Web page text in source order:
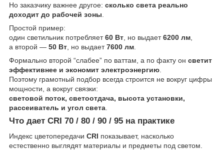
Но заказчику важнее другое: сколько света реально
доходит до рабочей зоны
Простой пример:
один светильник потребляет60 Вт , но выдает6200 лм
а второй — 50 Вт , но выдает7600 лм
Формально второй “слабее” по ваттам, а по факту он светит
эффективнее и экономит электроэнергию
Поэтому грамотный подбор всегда строится не вокруг цифры
мощности, а вокруг связки:
световой поток, светоотдача, высота установки,
рассеиватель и угол света
Что дает CRI 70 / 80 / 90 / 95 на практике
Индекс цветопередачи CRI показывает, насколько
естественно выглядят материалы и предметы под светом.